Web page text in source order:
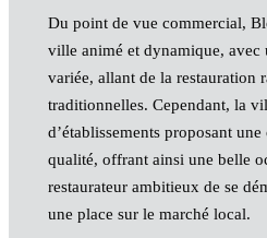
Du point de vue commercial,
ville animé et dynamique, avec
variée, allant de la restauration
traditionnelles. Cependant, la
d’établissements proposant
qualité, offrant ainsi une belle
restaurateur ambitieux de se
une place sur le marché local.